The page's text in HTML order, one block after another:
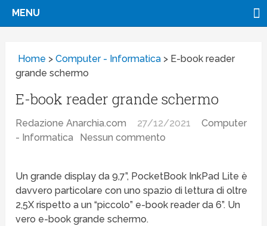
MENU
Home >Computer - Informatica > E-book reader
grande schermo
E-book reader grande schermo
Redazione Anarchia.com 27/12/2021
Computer
- Informatica
Nessun commento
Un grande display da 9,7”, PocketBook InkPad Lite è
davvero particolare con uno spazio di lettura di oltre
2,5X rispetto a un “piccolo” e-book reader da 6”. Un
vero e-book grande schermo.